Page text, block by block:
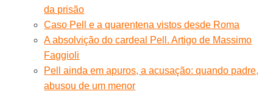
da prisão
Caso Pell e a quarentena vistos desde Roma
A absolvição do cardeal Pell. Artigo de Massimo
Faggioli
Pell ainda em apuros, a acusação: quando padre,
abusou de um menor